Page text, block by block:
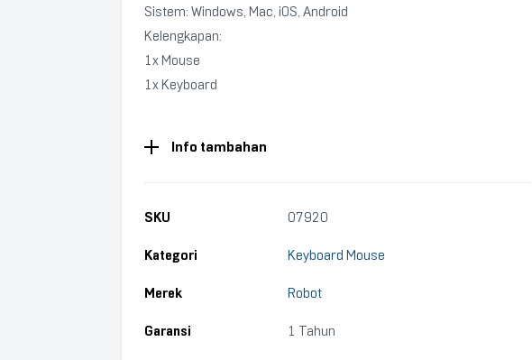
Sistem: Windows, Mac, iOS, Android
Kelengkapan:
1x Mouse
1x Keyboard
Info tambahan
SKU 07920
Kategori Keyboard Mouse
Merek Robot
Garansi 1 Tahun